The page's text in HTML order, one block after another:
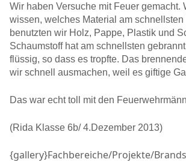
Wir haben Versuche mit Feuer gemacht.
wissen, welches Material am schnellsten
benutzten wir Holz, Pappe, Plastik und
Schaumstoff hat am schnellsten
flüssig, so dass es tropfte. Das
wir schnell ausmachen, weil es giftige
Das war echt toll mit den
(Rida Klasse 6b/ 4.Dezember 2013)
{gallery}Fachbereiche/Projekte/